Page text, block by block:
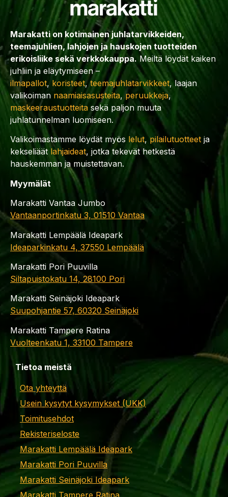
Marakatti on kotimainen juhlatarvikkeiden,
teemajuhlien, lahjojen ja hauskojen tuotteiden
erikoisliike sekä verkkokauppa. Meiltä löydät kaiken
juhliin ja eläytymiseen –
ilmapallot, koristeet,teemajuhlatarvikkeet, laajan
valikoiman naamiaisasusteita, peruukkeja,
maskeeraustuotteita sekä paljon muuta
juhlatunnelman luomiseen.
Valikoimastamme löydät myös lelut,pilailutuotteet ja
kekseliäät lahjaideat, jotka tekevät hetkestä
hauskemman ja muistettavan.
Myymälät
Marakatti Vantaa Jumbo
Vantaanportinkatu 3, 01510 Vantaa
Marakatti Lempäälä Ideapark
Ideaparkinkatu 4, 37550 Lempäälä
Marakatti Pori Puuvilla
Siltapuistokatu 14, 28100 Pori
Marakatti Seinäjoki Ideapark
Suupohjantie 57, 60320 Seinäjoki
Marakatti Tampere Ratina
Vuolteenkatu 1, 33100 Tampere
Tietoa meistä
Ota yhteyttä
Usein kysytyt kysymykset (UKK)
Toimitusehdot
Rekisteriseloste
Marakatti Lempäälä Ideapark
Marakatti Pori Puuvilla
Marakatti Seinäjoki Ideapark